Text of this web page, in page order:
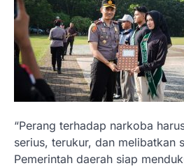
“Perang terhadap narkoba
serius, terukur, dan melibatkan
Pemerintah daerah siap